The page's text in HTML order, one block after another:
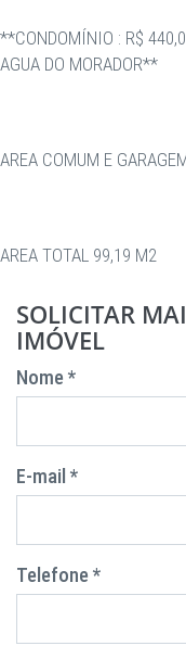
**CONDOMÍNIO : R$
AGUA DO MORADOR**
AREA COMUM E
AREA TOTAL 99,19 M2
SOLICITAR
IMÓVEL
Nome *
E-mail *
Telefone *